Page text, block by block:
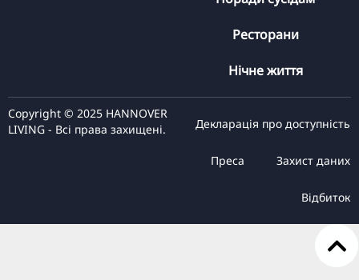
Ресторани
Нічне життя
Copyright © 2025 HANNOVER
LIVING - Всі права захищені.
Декларація про доступність
Преса Захист даних
Відбиток